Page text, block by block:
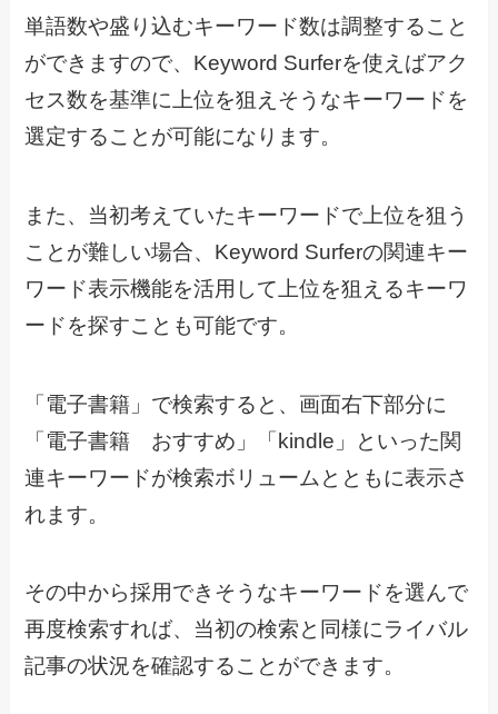
単語数や盛り込むキーワード数は調整すること
ができますので、Keyword Surferを使えばアク
セス数を基準に上位を狙えそうなキーワードを
選定することが可能になります。
また、当初考えていたキーワードで上位を狙う
ことが難しい場合、Keyword Surferの関連キー
ワード表示機能を活用して上位を狙えるキーワ
ードを探すことも可能です。
「電子書籍」で検索すると、画面右下部分に
「電子書籍 おすすめ」「kindle」といった関
連キーワードが検索ボリュームとともに表示さ
れます。
その中から採用できそうなキーワードを選んで
再度検索すれば、当初の検索と同様にライバル
記事の状況を確認することができます。